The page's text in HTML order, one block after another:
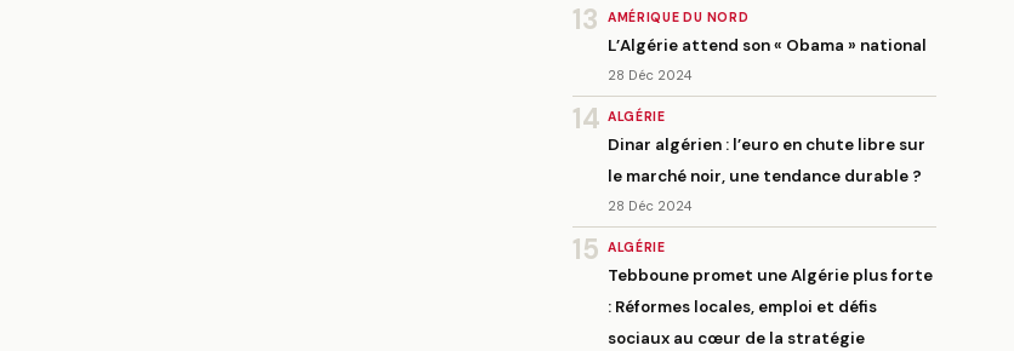
13 AMÉRIQUE DU NORD
L’Algérie attend son « Obama » national
28 Déc 2024
14 ALGÉRIE
Dinar algérien : l’euro en chute libre sur
le marché noir, une tendance durable ?
28 Déc 2024
15 ALGÉRIE
Tebboune promet une Algérie plus forte
: Réformes locales, emploi et défis
sociaux au cœur de la stratégie